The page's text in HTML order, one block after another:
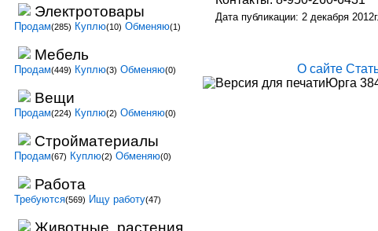
Дата публикации: 2 декабря
Электротовары
Продам(285) Куплю(10) Обменяю(1)
Мебель
Продам(449) Куплю(3) Обменяю(0)
Вещи
Продам(224) Куплю(2) Обменяю(0)
Стройматериалы
Продам(67) Куплю(2) Обменяю(0)
Работа
Требуются(569) Ищу работу(47)
Животные, растения
О сайте
Юрга